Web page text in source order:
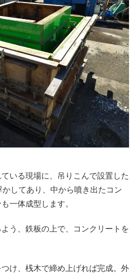
いる現場に、吊りこんで設置した
してあり、中から噴き出たコン
一体成型します。
う、鉄板の上で、コンクリートを
け、桟木で締め上げれば完成。外